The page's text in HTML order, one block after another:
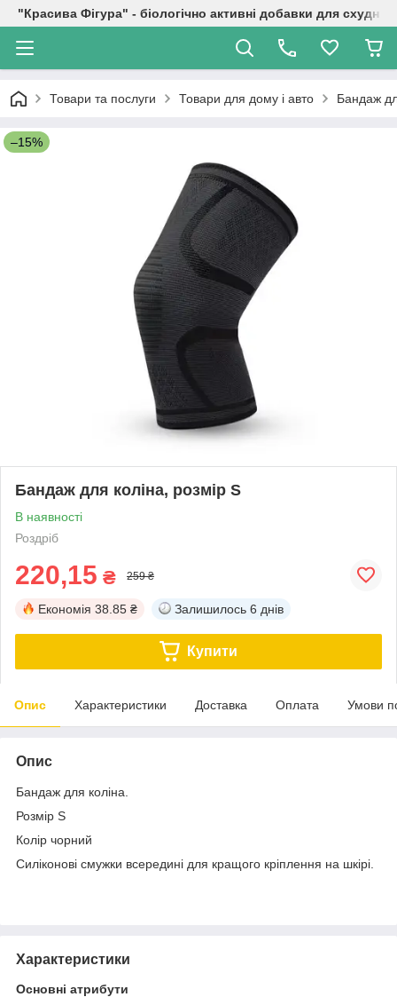
"Красива Фігура" - біологічно активні добавки для
Товари та послуги Товари для дому і авто Бандаж
–15%
Бандаж для коліна, розмір S
В наявності
Роздріб
220,15 ₴ 259 ₴
Економія 38.85 ₴ Залишилось 6 днів
Купити
Опис Характеристики Доставка Оплата Умови
Опис
Бандаж для коліна.
Розмір S
Колір чорний
Силіконові смужки всередині для кращого кріплення на шкірі.
Характеристики
Основні атрибути